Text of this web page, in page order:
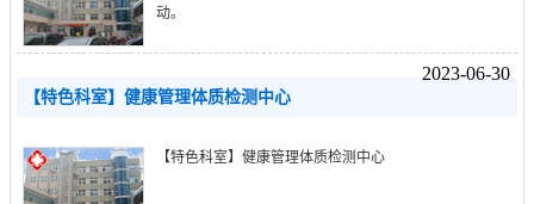
动。
2023-06-30
【特色科室】健康管理体质检测中心
【特色科室】健康管理体质检测中心